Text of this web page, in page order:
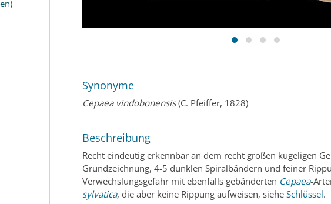
Synonyme
Cepaea vindobonensis(C. Pfeiffer, 1828)
Beschreibung
Recht eindeutig erkennbar an dem recht großen kugeligen
Grundzeichnung, 4-5 dunklen Spiralbändern und feiner
Verwechslungsgefahr mit ebenfalls gebänderten Cepaea-
sylvatica, die aber keine Rippung aufweisen, siehe Schlüssel.